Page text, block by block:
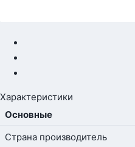
Характеристики
Основные
Страна производитель